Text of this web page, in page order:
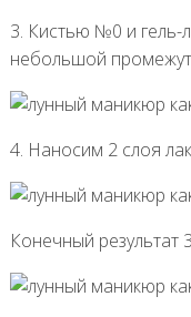
3. Кистью №0 и гель-
небольшой
4. Наносим 2 слоя
Конечный результат